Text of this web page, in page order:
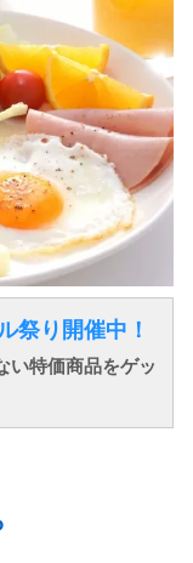
祭り開催中！
い特価商品をゲッ